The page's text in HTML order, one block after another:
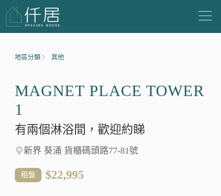
地區分類 其他
MAGNET PLACE TOWER
1
有兩個淋浴間，歡迎約睇
新界 葵涌 貨櫃碼頭路77-81號
租盤 $22,995